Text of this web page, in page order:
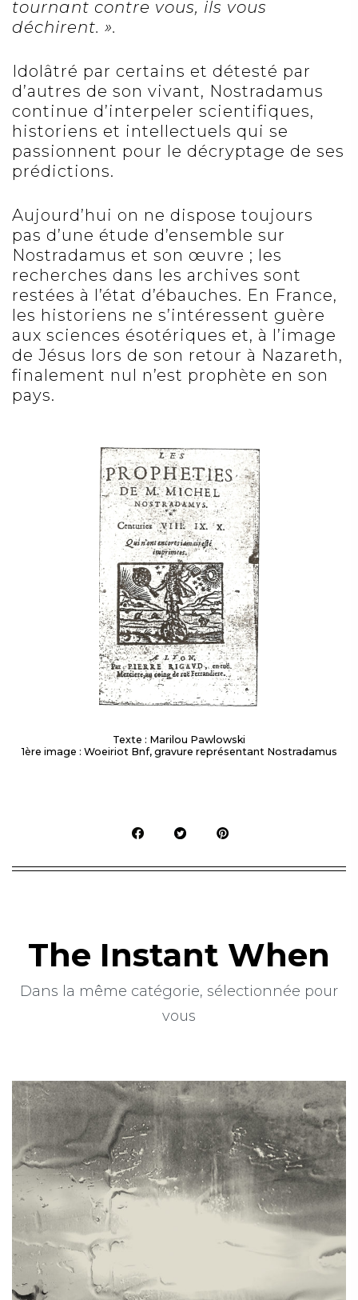
tournant contre vous, ils vous
déchirent. ».
Idolâtré par certains et détesté par
d’autres de son vivant, Nostradamus
continue d’interpeler scientifiques,
historiens et intellectuels qui se
passionnent pour le décryptage de ses
prédictions.
Aujourd’hui on ne dispose toujours
pas d’une étude d’ensemble sur
Nostradamus et son œuvre ; les
recherches dans les archives sont
restées à l’état d’ébauches. En France,
les historiens ne s’intéressent guère
aux sciences ésotériques et, à l’image
de Jésus lors de son retour à Nazareth,
finalement nul n’est prophète en son
pays.
Texte : Marilou Pawlowski
1ère image : Woeiriot Bnf, gravure représentant Nostradamus
The Instant When
Dans la même catégorie, sélectionnée pour
vous